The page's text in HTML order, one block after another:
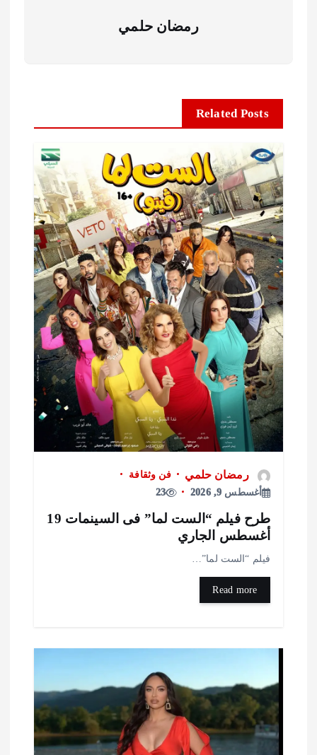
رمضان حلمي
Related Posts
رمضان حلمي
فن وثقافة
أغسطس 9, 2026
23
طرح فيلم “الست لما” فى السينمات 19
الجاري
“الست لما”…